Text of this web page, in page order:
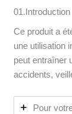
01.Introduction
Ce produit a
une utilisation
peut entraîner
accidents,
Pour